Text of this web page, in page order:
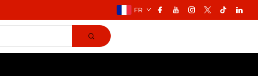
FR